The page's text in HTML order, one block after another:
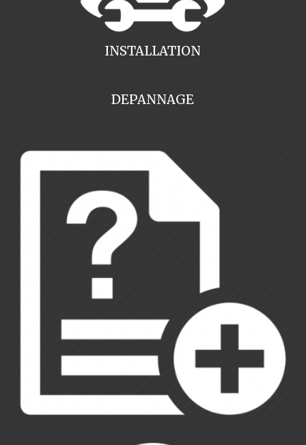
INSTALLATION
DEPANNAGE